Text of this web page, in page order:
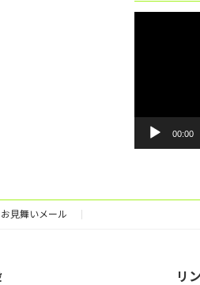
ヤ
00:00
お見舞いメール
リ